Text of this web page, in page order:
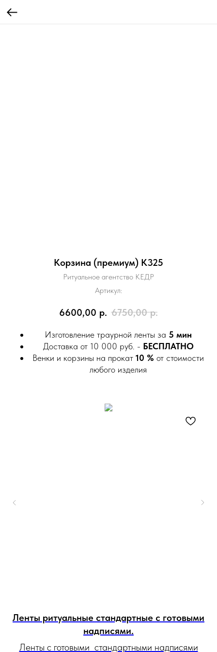
Корзина (премиум) К325
Ритуальное агентство КЕДР
Артикул:
6600,00 р. 6750,00 р.
Изготовление траурной ленты за 5 мин
Доставка от 10 000 руб. - БЕСПЛАТНО
Венки и корзины на прокат 10 % от стоимости
любого изделия
Ленты ритуальные стандартные с готовыми
надписями.
Ленты с готовыми стандартными надписями